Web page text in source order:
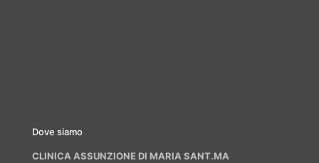
Dove siamo
CLINICA ASSUNZIONE DI MARIA SANT.MA